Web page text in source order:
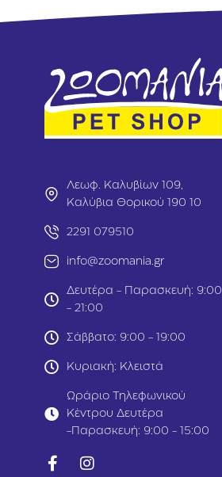
Λεωφ. Καλυβίων 109,
Καλύβια Θορικού 190 10
2291 079510
info@zoomania.gr
Δευτέρα - Παρασκευή: 9:00
- 21:00
Σάββατο: 9:00 - 19:00
Κυριακή: Κλειστά
Ωράριο Τηλεφωνικού
Κέντρου Δευτέρα
-Παρασκευή: 9:00 - 15:00